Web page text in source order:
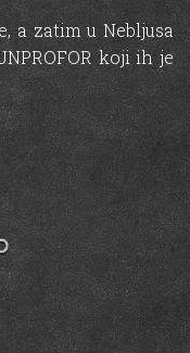
a zatim u Nebljusa
koji ih je